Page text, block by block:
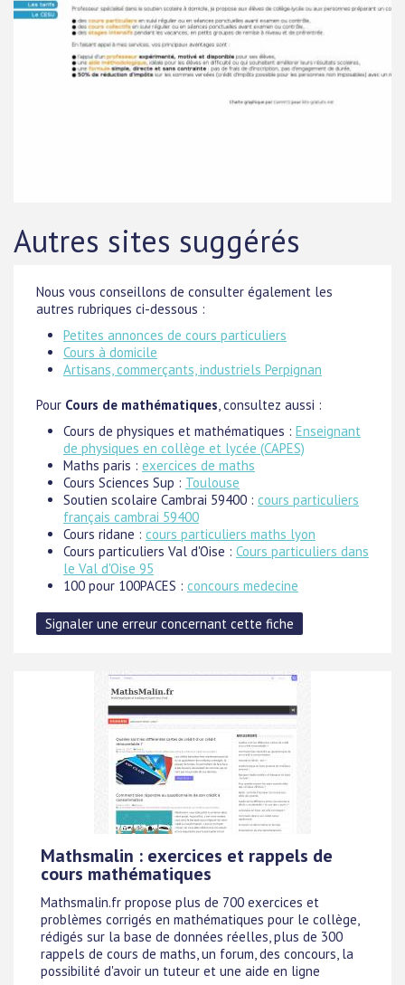
Autres sites suggérés
Nous vous conseillons de consulter également les
autres rubriques ci-dessous :
Petites annonces de cours particuliers
Cours à domicile
Artisans, commerçants, industriels Perpignan
Pour Cours de mathématiques, consultez aussi :
Cours de physiques et mathématiques : Enseignant
de physiques en collège et lycée (CAPES)
Maths paris : exercices de maths
Cours Sciences Sup : Toulouse
Soutien scolaire Cambrai 59400 : cours particuliers
français cambrai 59400
Cours ridane : cours particuliers maths lyon
Cours particuliers Val d'Oise : Cours particuliers dans
le Val d'Oise 95
100 pour 100PACES : concours medecine
Mathsmalin : exercices et rappels de
cours mathématiques
Mathsmalin.fr propose plus de 700 exercices et
problèmes corrigés en mathématiques pour le collège,
rédigés sur la base de données réelles, plus de 300
rappels de cours de maths, un forum, des concours, la
possibilité d'avoir un tuteur et une aide en ligne